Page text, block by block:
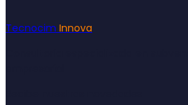
Tecnocim Innova